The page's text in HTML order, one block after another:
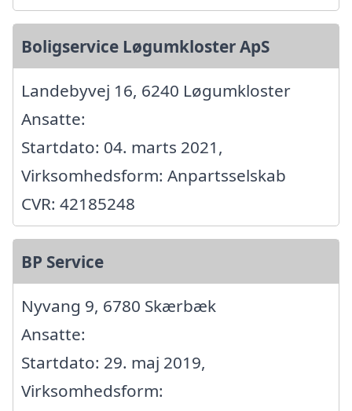
Boligservice Løgumkloster ApS
Landebyvej 16, 6240 Løgumkloster
Ansatte:
Startdato: 04. marts 2021,
Virksomhedsform: Anpartsselskab
CVR: 42185248
BP Service
Nyvang 9, 6780 Skærbæk
Ansatte:
Startdato: 29. maj 2019,
Virksomhedsform: